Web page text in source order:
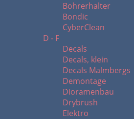
Bohrerhalter
Bondic
CyberClean
D - F
Decals
Decals, klein
Decals Malmbergs
Demontage
Dioramenbau
Drybrush
Elektro